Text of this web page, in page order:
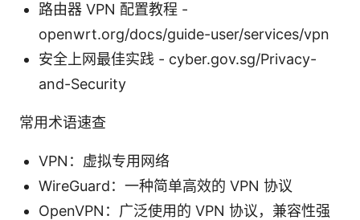
路由器 VPN 配置教程 -
openwrt.org/docs/guide-user/services/vpn
安全上网最佳实践 - cyber.gov.sg/Privacy-
and-Security
常用术语速查
VPN：虚拟专用网络
WireGuard：一种简单高效的 VPN 协议
OpenVPN：广泛使用的 VPN 协议，兼容性强